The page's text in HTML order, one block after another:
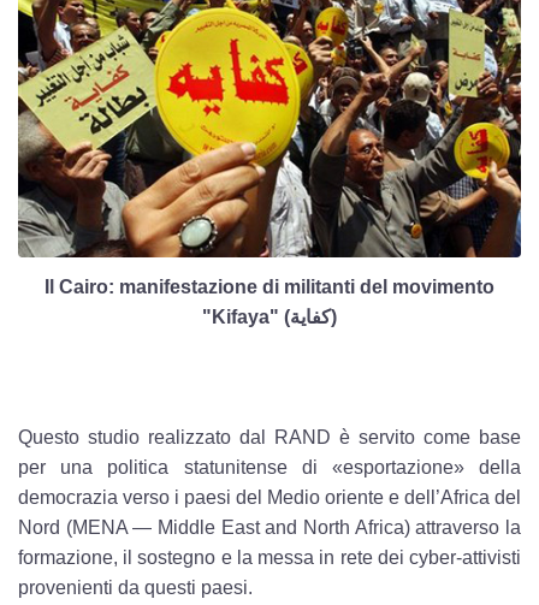
Il Cairo: manifestazione di militanti del movimento
"Kifaya" (كفاية)
Questo studio realizzato dal RAND è servito come base
per una politica statunitense di «esportazione» della
democrazia verso i paesi del Medio oriente e dell’Africa del
Nord (MENA — Middle East and North Africa) attraverso la
formazione, il sostegno e la messa in rete dei cyber-attivisti
provenienti da questi paesi.